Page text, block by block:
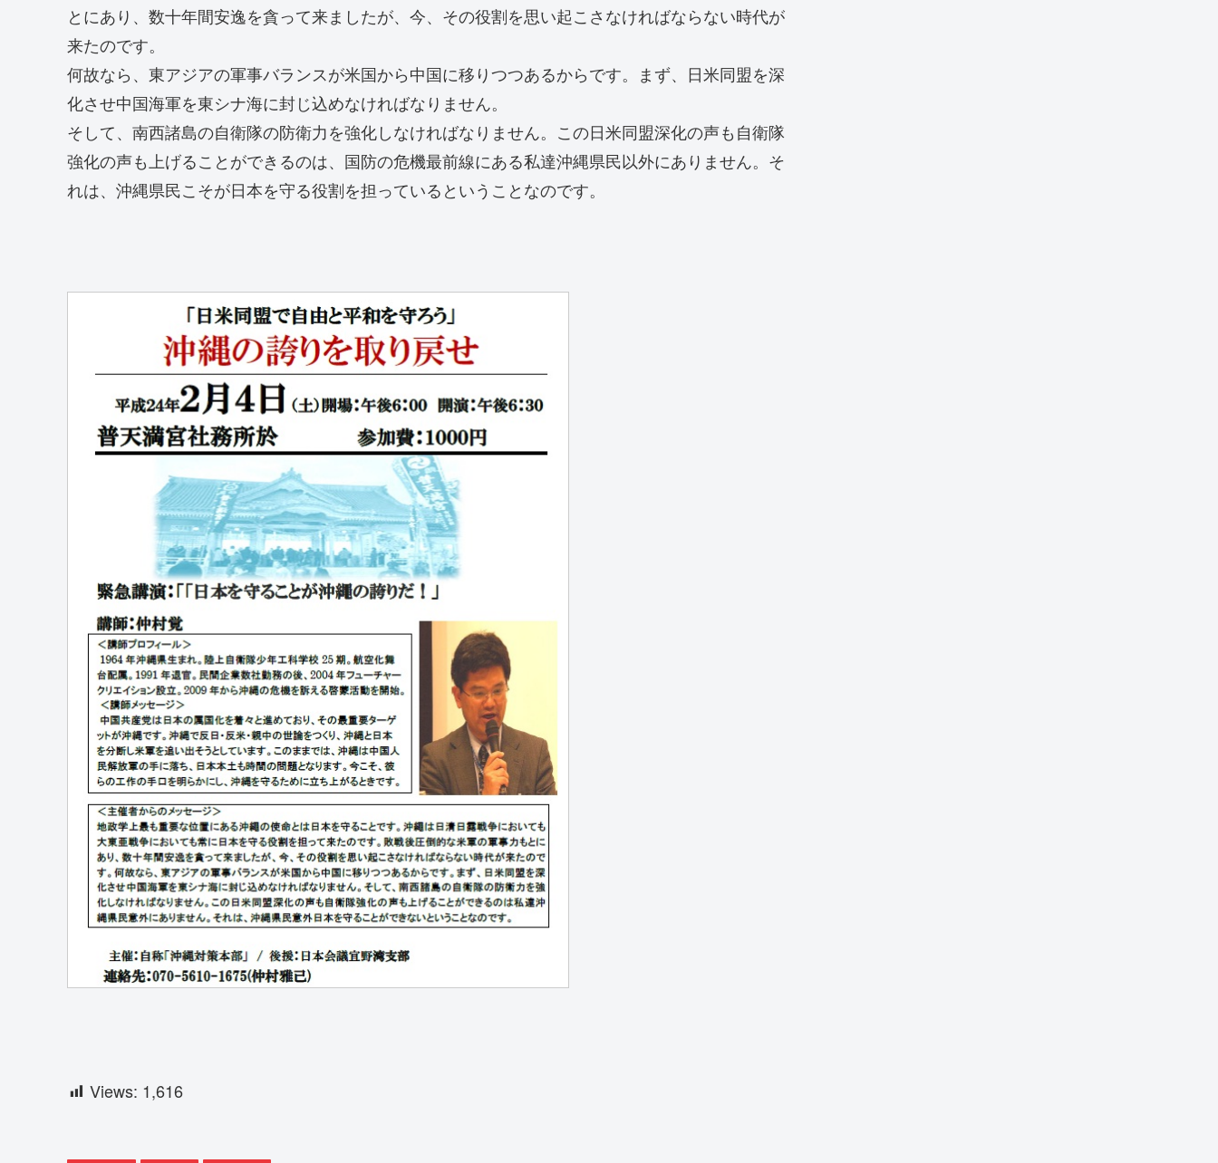
とにあり、数十年間安逸を貪って来ましたが、今、その役割を思い起こさなければならない時代が
来たのです。
何故なら、東アジアの軍事バランスが米国から中国に移りつつあるからです。まず、日米同盟を深
化させ中国海軍を東シナ海に封じ込めなければなりません。
そして、南西諸島の自衛隊の防衛力を強化しなければなりません。この日米同盟深化の声も自衛隊
強化の声も上げることができるのは、国防の危機最前線にある私達沖縄県民以外にありません。そ
れは、沖縄県民こそが日本を守る役割を担っているということなのです。
Views: 1,616